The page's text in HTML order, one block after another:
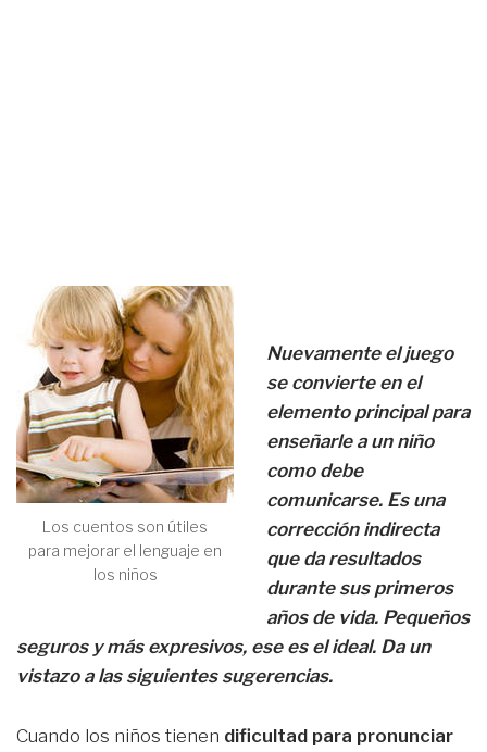
Los cuentos son útiles
para mejorar el lenguaje en
los niños
Nuevamente el juego
se convierte en el
elemento principal para
enseñarle a un niño
como debe
comunicarse. Es una
corrección indirecta
que da resultados
durante sus primeros
años de vida. Pequeños
seguros y más expresivos, ese es el ideal. Da un
vistazo a las siguientes sugerencias.
Cuando los niños tienen dificultad para pronunciar